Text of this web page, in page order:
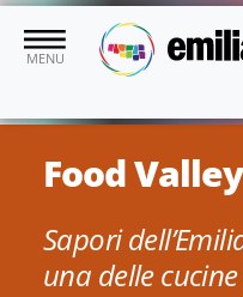
Vai al contenuto principale
MENU
Food Valley
Sapori
una delle